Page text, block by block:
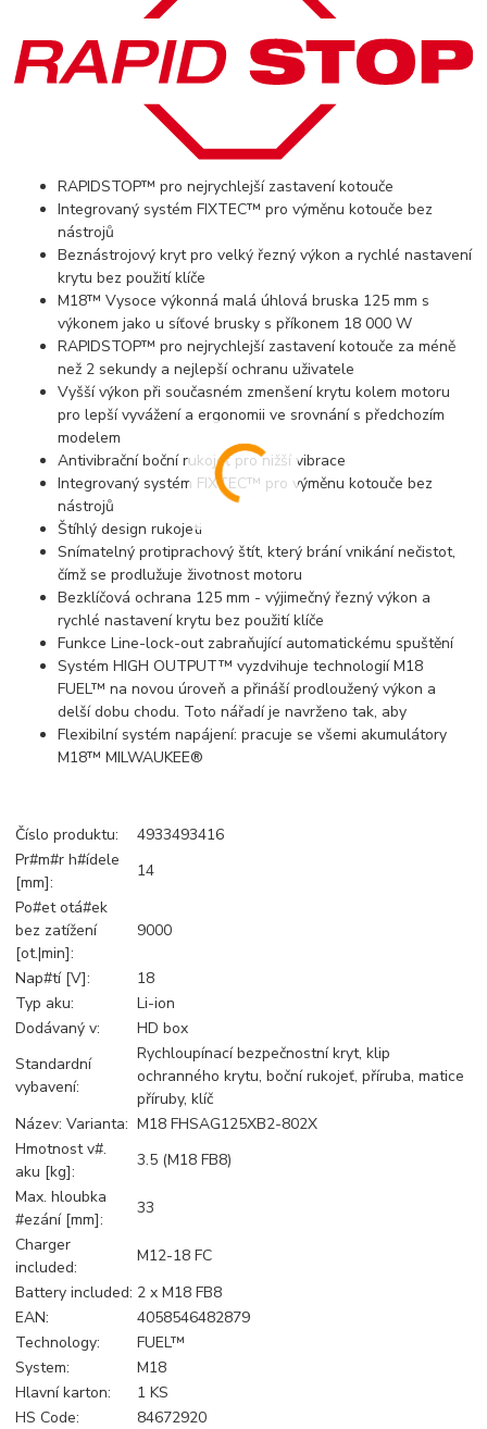
RAPIDSTOP™ pro nejrychlejší zastavení kotouče
Integrovaný systém FIXTEC™ pro výměnu kotouče bez
nástrojů
Beznástrojový kryt pro velký řezný výkon a rychlé nastavení
krytu bez použití klíče
M18™ Vysoce výkonná malá úhlová bruska 125 mm s
výkonem jako u síťové brusky s příkonem 18 000 W
RAPIDSTOP™ pro nejrychlejší zastavení kotouče za méně
než 2 sekundy a nejlepší ochranu uživatele
Vyšší výkon při současném zmenšení krytu kolem motoru
pro lepší vyvážení a ergonomii ve srovnání s předchozím
modelem
Antivibrační boční rukojeť pro nižší vibrace
Integrovaný systém FIXTEC™ pro výměnu kotouče bez
nástrojů
Štíhlý design rukojeti
Snímatelný protiprachový štít, který brání vnikání nečistot,
čímž se prodlužuje životnost motoru
Bezklíčová ochrana 125 mm - výjimečný řezný výkon a
rychlé nastavení krytu bez použití klíče
Funkce Line-lock-out zabraňující automatickému spuštění
Systém HIGH OUTPUT™ vyzdvihuje technologií M18
FUEL™ na novou úroveň a přináší prodloužený výkon a
delší dobu chodu. Toto nářadí je navrženo tak, aby
Flexibilní systém napájení: pracuje se všemi akumulátory
M18™ MILWAUKEE®
Číslo produktu:
4933493416
Pr#m#r h#ídele
[mm]:
14
Po#et otá#ek
bez zatížení
[ot.|min]:
9000
Nap#tí [V]:
18
Typ aku:
Li-ion
Dodávaný v:
HD box
Standardní
vybavení:
Rychloupínací bezpečnostní kryt, klip
ochranného krytu, boční rukojeť, příruba, matice
příruby, klíč
Název: Varianta: M18 FHSAG125XB2-802X
Hmotnost v#.
aku [kg]:
3.5 (M18 FB8)
Max. hloubka
#ezání [mm]:
33
Charger
included:
M12-18 FC
Battery included: 2 x M18 FB8
EAN:
4058546482879
Technology:
FUEL™
System:
M18
Hlavní karton:
1 KS
HS Code:
84672920